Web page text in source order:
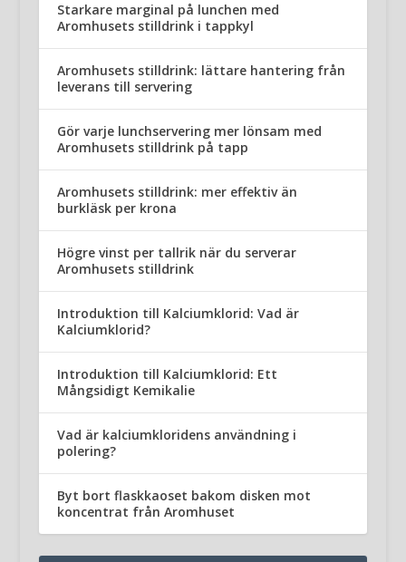
Starkare marginal på lunchen med
Aromhusets stilldrink i tappkyl
Aromhusets stilldrink: lättare hantering från
leverans till servering
Gör varje lunchservering mer lönsam med
Aromhusets stilldrink på tapp
Aromhusets stilldrink: mer effektiv än
burkläsk per krona
Högre vinst per tallrik när du serverar
Aromhusets stilldrink
Introduktion till Kalciumklorid: Vad är
Kalciumklorid?
Introduktion till Kalciumklorid: Ett
Mångsidigt Kemikalie
Vad är kalciumkloridens användning i
polering?
Byt bort flaskkaoset bakom disken mot
koncentrat från Aromhuset